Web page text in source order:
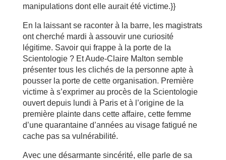
manipulations dont elle aurait été victime.}}
En la laissant se raconter à la barre, les magistrats
ont cherché mardi à assouvir une curiosité
légitime. Savoir qui frappe à la porte de la
Scientologie ? Et Aude-Claire Malton semble
présenter tous les clichés de la personne apte à
pousser la porte de cette organisation. Première
victime à s’exprimer au procès de la Scientologie
ouvert depuis lundi à Paris et à l’origine de la
première plainte dans cette affaire, cette femme
d’une quarantaine d’années au visage fatigué ne
cache pas sa vulnérabilité.
Avec une désarmante sincérité, elle parle de sa